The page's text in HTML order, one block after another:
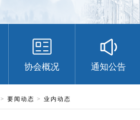
协会概况 通知公告
> 要闻动态 > 业内动态